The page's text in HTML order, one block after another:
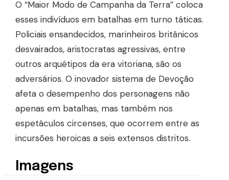
O “Maior Modo de Campanha da Terra” coloca
esses indivíduos em batalhas em turno táticas.
Policiais ensandecidos, marinheiros britânicos
desvairados, aristocratas agressivas, entre
outros arquétipos da era vitoriana, são os
adversários. O inovador sistema de Devoção
afeta o desempenho dos personagens não
apenas em batalhas, mas também nos
espetáculos circenses, que ocorrem entre as
incursões heroicas a seis extensos distritos.
Imagens